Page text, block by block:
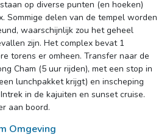
op diverse punten (en hoeken)
Sommige delen van de tempel worden
waarschijnlijk zou het geheel
zijn. Het complex bevat 1
torens er omheen. Transfer naar de
Cham (5 uur rijden), met een stop in
lunchpakket krijgt) en inscheping
in de kajuiten en sunset cruise.
aan boord.
Omgeving